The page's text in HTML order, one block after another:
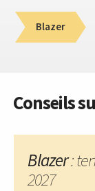
Blazer
Conseils
Blazer:
2027